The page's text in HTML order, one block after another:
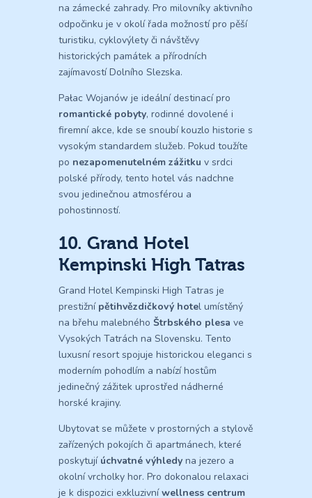
na zámecké zahrady. Pro milovníky aktivního
odpočinku je v okolí řada možností pro pěší
turistiku, cyklovýlety či návštěvy
historických památek a přírodních
zajímavostí Dolního Slezska.
Pałac Wojanów je ideální destinací pro
romantické pobyty, rodinné dovolené i
firemní akce, kde se snoubí kouzlo historie s
vysokým standardem služeb. Pokud toužíte
po nezapomenutelném zážitku v srdci
polské přírody, tento hotel vás nadchne
svou jedinečnou atmosférou a
pohostinností.
10. Grand Hotel
Kempinski High Tatras
Grand Hotel Kempinski High Tatras je
prestižní pětihvězdičkový hotel umístěný
na břehu malebného Štrbského plesa ve
Vysokých Tatrách na Slovensku. Tento
luxusní resort spojuje historickou eleganci s
moderním pohodlím a nabízí hostům
jedinečný zážitek uprostřed nádherné
horské krajiny.
Ubytovat se můžete v prostorných a stylově
zařízených pokojích či apartmánech, které
poskytují úchvatné výhledy na jezero a
okolní vrcholky hor. Pro dokonalou relaxaci
je k dispozici exkluzivníwellness centrum